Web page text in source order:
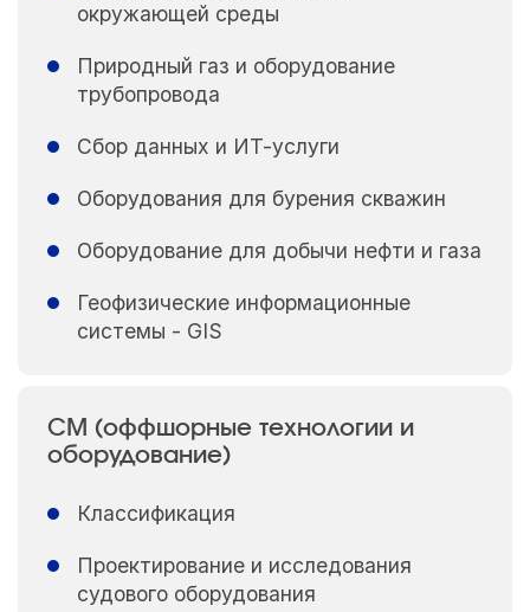
окружающей среды
Природный газ и оборудование
трубопровода
Сбор данных и ИТ-услуги
Оборудования для бурения скважин
Оборудование для добычи нефти и газа
Геофизические информационные
системы - GIS
CM (оффшорные технологии и
оборудование)
Классификация
Проектирование и исследования
судового оборудования